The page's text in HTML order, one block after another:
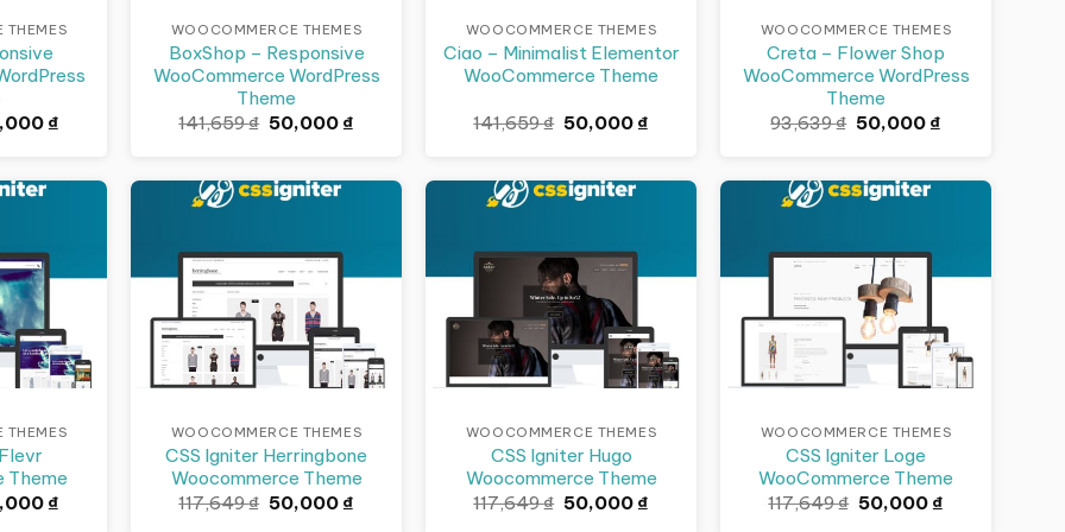
THEMES
₫.
₫Giá
là:
50,000 ₫.
WOOCOMMERCE THEMES
BoxShop – Responsive
WooCommerce WordPress
Theme
141,659₫ Giá
gốc
141,659 ₫.
50,000 ₫Giá
là:
50,000 ₫.
WOOCOMMERCE THEMES
Ciao – Minimalist Elementor
WooCommerce Theme
141,659₫ Giá
gốc
141,659 ₫.
50,000 ₫Giá
là:
50,000 ₫.
WOOCOMMERCE THEMES
Creta – Flower Shop
WooCommerce WordPress
Theme
93,639₫ Giá
gốc
93,639 ₫.
50,000 ₫Giá
là:
50,000 ₫.
THEMES
Theme
₫Giá
Giảm giá!
WOOCOMMERCE THEMES
CSS Igniter Herringbone
Woocommerce Theme
117,649₫ Giá
50,000 ₫Giá
Giảm giá!
WOOCOMMERCE THEMES
CSS Igniter Hugo
Woocommerce Theme
117,649₫ Giá
50,000 ₫Giá
Giảm giá!
WOOCOMMERCE THEMES
CSS Igniter Loge
WooCommerce Theme
117,649₫ Giá
50,000 ₫Giá